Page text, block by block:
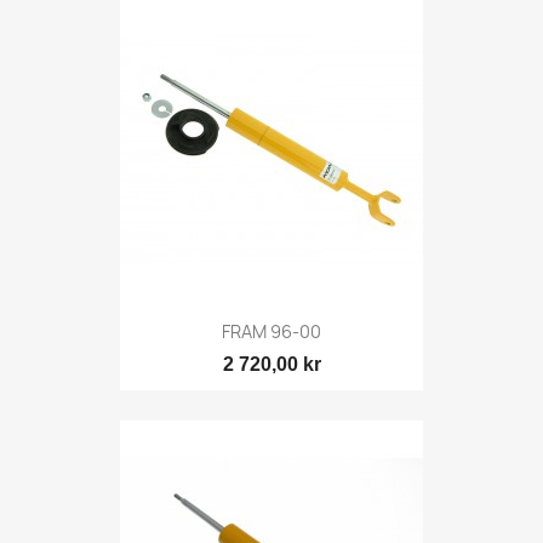
FRAM 96-00
2 720,00 kr